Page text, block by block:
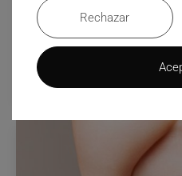
hoy en el blog de Luis
os hablaremos de qué
tratarlo, y cómo podéis
buenos hábitos de higiene
Rechazar